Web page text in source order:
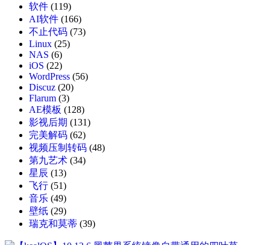
软件 (119)
AI软件 (166)
不止代码 (73)
Linux (25)
NAS (6)
iOS (22)
WordPress (56)
Discuz (20)
Flarum (3)
AE模板 (128)
影视后期 (131)
完美解码 (62)
视频压制转码 (48)
第九艺术 (34)
星辰 (13)
飞行 (51)
音乐 (49)
壁纸 (29)
瑞克和莫蒂 (39)